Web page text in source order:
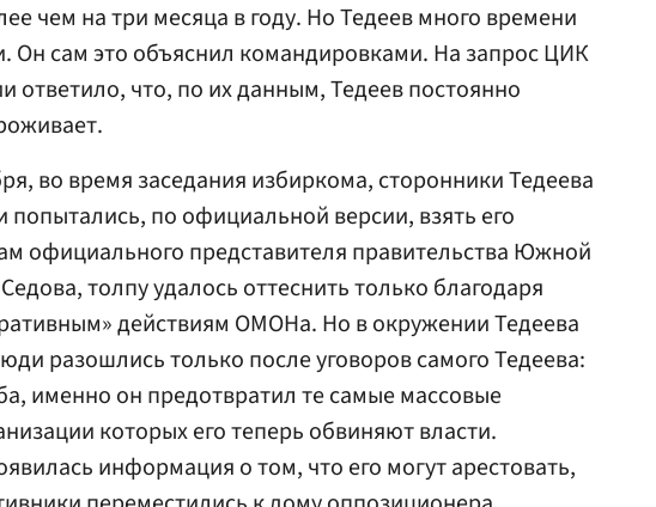
чем на три месяца в году. Но Тедеев много времени
Он сам это объяснил командировками. На запрос ЦИК
что, по их данным, Тедеев постоянно
во время заседания избиркома, сторонники Тедеева
попытались, по официальной версии, взять его
официального представителя правительства Южной
толпу удалось оттеснить только благодаря
действиям ОМОНа. Но в окружении Тедеева
разошлись только после уговоров самого Тедеева:
именно он предотвратил те самые массовые
которых его теперь обвиняют власти.
информация о том, что его могут арестовать,